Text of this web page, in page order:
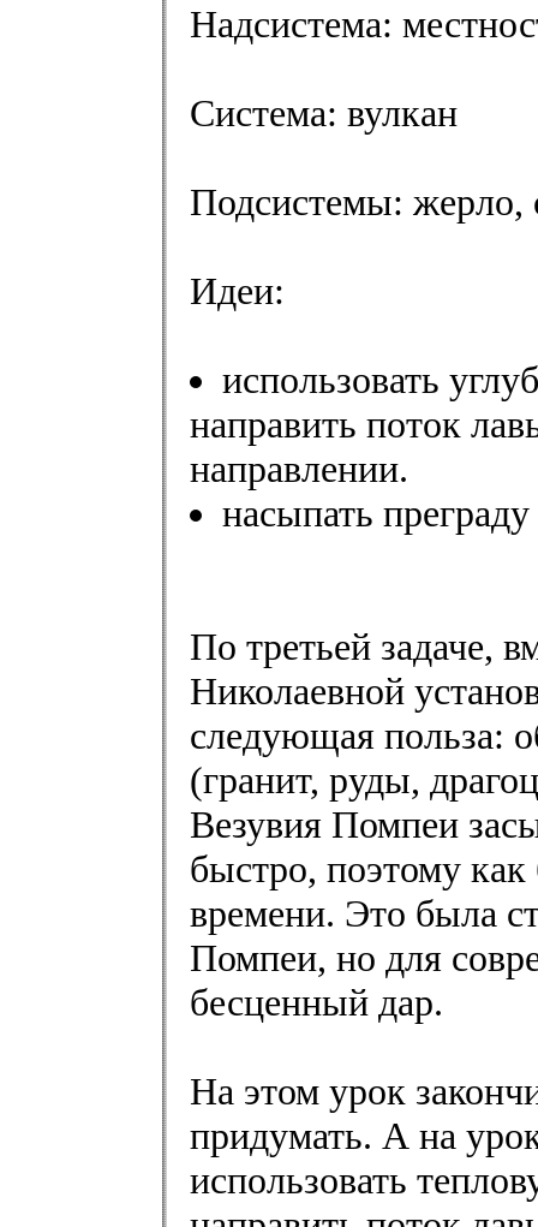
Надсистема:
Система: вулкан
Подсистемы: жерло,
Идеи:
использовать
направить поток
направлении.
насыпать
По третьей задаче,
Николаевной
следующая польза:
(гранит, руды,
Везувия Помпеи
быстро, поэтому
времени. Это была
Помпеи, но для
бесценный дар.
На этом урок
придумать. А на
использовать